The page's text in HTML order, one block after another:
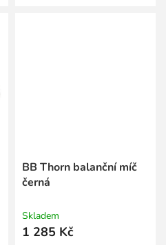
BB Thorn balanční míč
černá
Skladem
1 285 Kč